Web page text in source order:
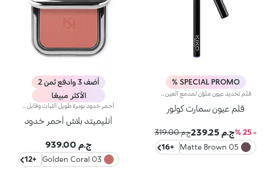
SPECIAL PROMO %
قلم عيون سمارت كولور
- 25 % ج.م 239.25
ج.م 319.00
05 Matte Brown
+16
أضف 3 وادفع ثمن 2
الأكثر مبيعًا
أنليميتد بلاش أحمر خدود
ج.م 939.00
03 Golden Coral
+12